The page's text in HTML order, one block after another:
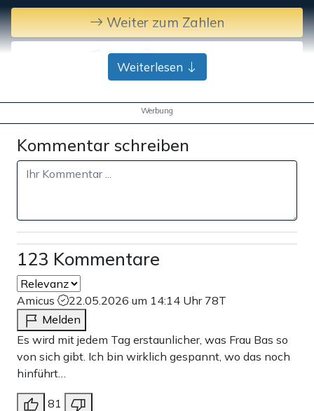
Weiter zum Zahlen
Bank-Überweisung
Weiterlesen
Werbung
Kommentar schreiben
123 Kommentare
Amicus 22.05.2026 um 14:14 Uhr 78T
Melden
Es wird mit jedem Tag erstaunlicher, was Frau Bas so
von sich gibt. Ich bin wirklich gespannt, wo das noch
hinführt…
81